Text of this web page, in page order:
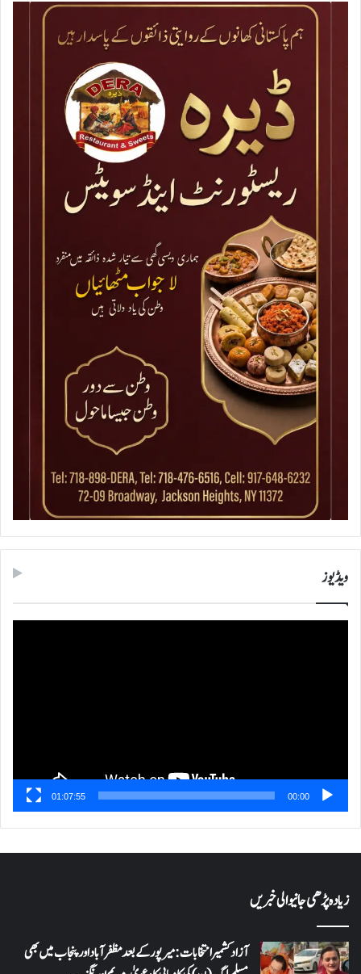
ویڈیوز
00:00
01:07:55
زیادہ پڑھی جانیوالی خبریں
آزاد کشمیر انتخابات: میرپور کے بعد مظفرآباد اور پنجاب میں بھی